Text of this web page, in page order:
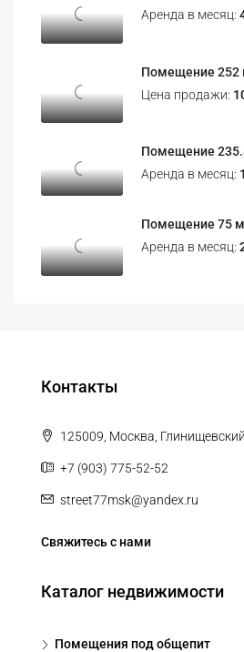
Аренда в месяц:
Помещение 252
Цена продажи:
Помещение
Аренда в месяц:
Помещение 75
Аренда в месяц:
Контакты
125009, Москва,
+7 (903) 775-52-52
street77msk@yandex.ru
Свяжитесь с нами
Каталог недвижимости
Помещения под общепит